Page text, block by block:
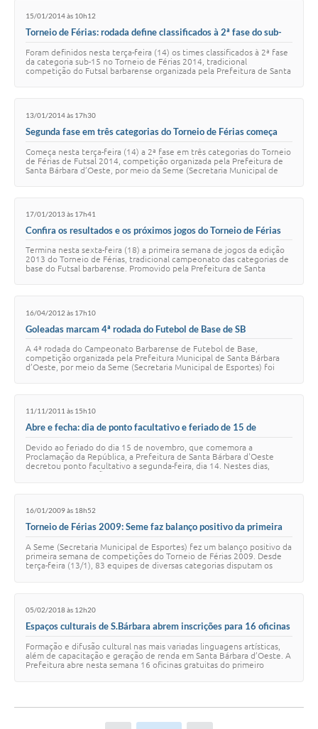
15/01/2014 às 10h12
Torneio de Férias: rodada define classificados à 2ª fase do sub-
Foram definidos nesta terça-feira (14) os times classificados à 2ª fase
da categoria sub-15 no Torneio de Férias 2014, tradicional
competição do Futsal barbarense organizada pela Prefeitura de Santa
13/01/2014 às 17h30
Segunda fase em três categorias do Torneio de Férias começa
Começa nesta terça-feira (14) a 2ª fase em três categorias do Torneio
de Férias de Futsal 2014, competição organizada pela Prefeitura de
Santa Bárbara d’Oeste, por meio da Seme (Secretaria Municipal de
17/01/2013 às 17h41
Confira os resultados e os próximos jogos do Torneio de Férias
Termina nesta sexta-feira (18) a primeira semana de jogos da edição
2013 do Torneio de Férias, tradicional campeonato das categorias de
base do Futsal barbarense. Promovido pela Prefeitura de Santa
16/04/2012 às 17h10
Goleadas marcam 4ª rodada do Futebol de Base de SB
A 4ª rodada do Campeonato Barbarense de Futebol de Base,
competição organizada pela Prefeitura Municipal de Santa Bárbara
d’Oeste, por meio da Seme (Secretaria Municipal de Esportes) foi
11/11/2011 às 15h10
Abre e fecha: dia de ponto facultativo e feriado de 15 de
Devido ao feriado do dia 15 de novembro, que comemora a
Proclamação da República, a Prefeitura de Santa Bárbara d'Oeste
decretou ponto facultativo a segunda-feira, dia 14. Nestes dias,
16/01/2009 às 18h52
Torneio de Férias 2009: Seme faz balanço positivo da primeira
A Seme (Secretaria Municipal de Esportes) fez um balanço positivo da
primeira semana de competições do Torneio de Férias 2009. Desde
terça-feira (13/1), 83 equipes de diversas categorias disputam os
05/02/2018 às 12h20
Espaços culturais de S.Bárbara abrem inscrições para 16 oficinas
Formação e difusão cultural nas mais variadas linguagens artísticas,
além de capacitação e geração de renda em Santa Bárbara d’Oeste. A
Prefeitura abre nesta semana 16 oficinas gratuitas do primeiro